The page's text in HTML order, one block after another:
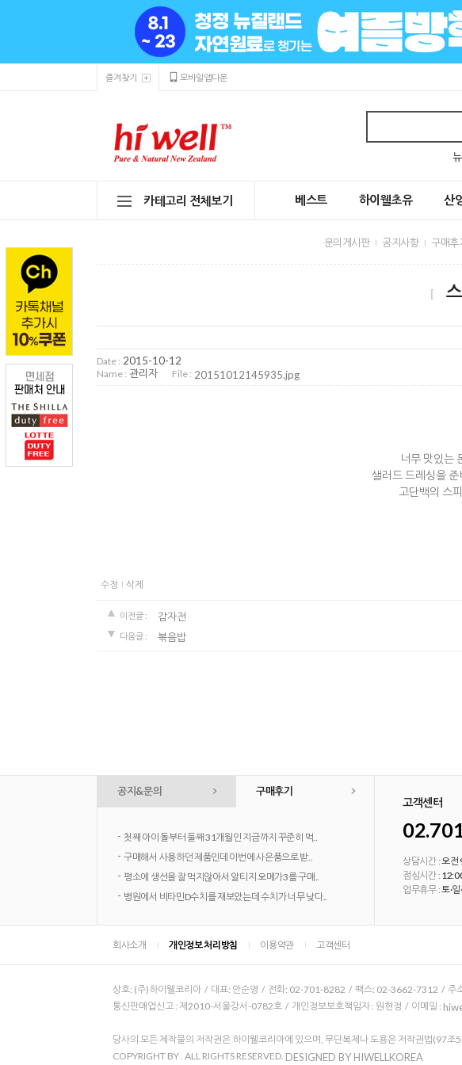
즐겨찾기 모바일앱다운
카테고리 전체보기 베스트 하이웰초유 산
문의게시판 공지사항 구매후
[
Date : 2015-10-12
Name : 관리자 File : 20151012145935.jpg
너무 맛있는
샐러드 드레싱을
고단백의 스
수정 삭제
이전글 : 감자전
다음글 : 볶음밥
공지&문의 구매후기
- 첫째 아이 돌부터 둘째 31개월인 지금까지 꾸준히 먹..
- 구매해서 사용하던 제품인데 이번에 사은품으로 받..
- 평소에 생선을 잘 먹지않아서 알티지 오메가3를 구매..
- 병원에서 비타민D수치를 재보았는데 수치가 너무 낮다..
고객센터
상담시간 :오전
점심시간 :
업무휴무 :토·
회사소개 개인정보 처리방침 이용약관 고객센터
상호: (주)하이웰코리아 / 대표: 안순영 / 전화: 02-701-8282 / 팩스: 02-3662-7312 / 주
통신판매업신고 : 제2010-서울강서-0782호 / 개인정보보호책임자 : 원현정 / 이메일 :
당사의 모든 제작물의 저작권은 하이웰코리아에 있으며, 무단복제나 도용은 저작권법(97
COPYRIGHT BY. ALL RIGHTS RESERVED. DESIGNED BY HIWELLKOREA